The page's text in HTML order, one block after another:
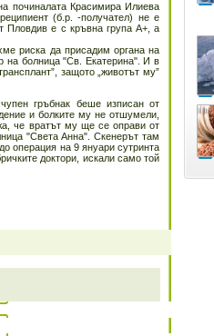
починалата Красимира Илиева
(б.р. -получател) не е
Пловдив е с кръвна група А+, а
риска да присадим органа на
на болница "Св. Екатерина". И в
защото „животът му”
гръбнак беше изписан от
и болките му не отшумели,
че вратът му ще се оправи от
"Света Анна". Скенерът там
операция на 9 януари сутринта
доктори, искали само той